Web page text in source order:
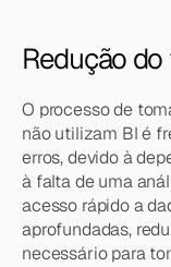
Redução
O processo de
não utilizam BI é
erros, devido à
à falta de uma
acesso rápido a
aprofundadas,
necessário para